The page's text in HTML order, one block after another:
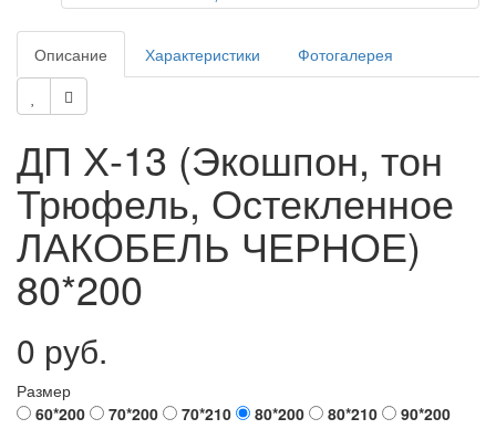
Описание Характеристики Фотогалерея
ДП Х-13 (Экошпон, тон
Трюфель, Остекленное
ЛАКОБЕЛЬ ЧЕРНОЕ)
80*200
0 руб.
Размер
60*200
70*200 70*210 80*200 80*210
90*200